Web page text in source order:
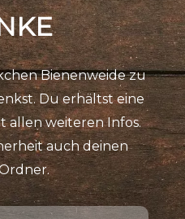
Bienenweide zu
Du erhältst eine
allen weiteren Infos.
auch deinen